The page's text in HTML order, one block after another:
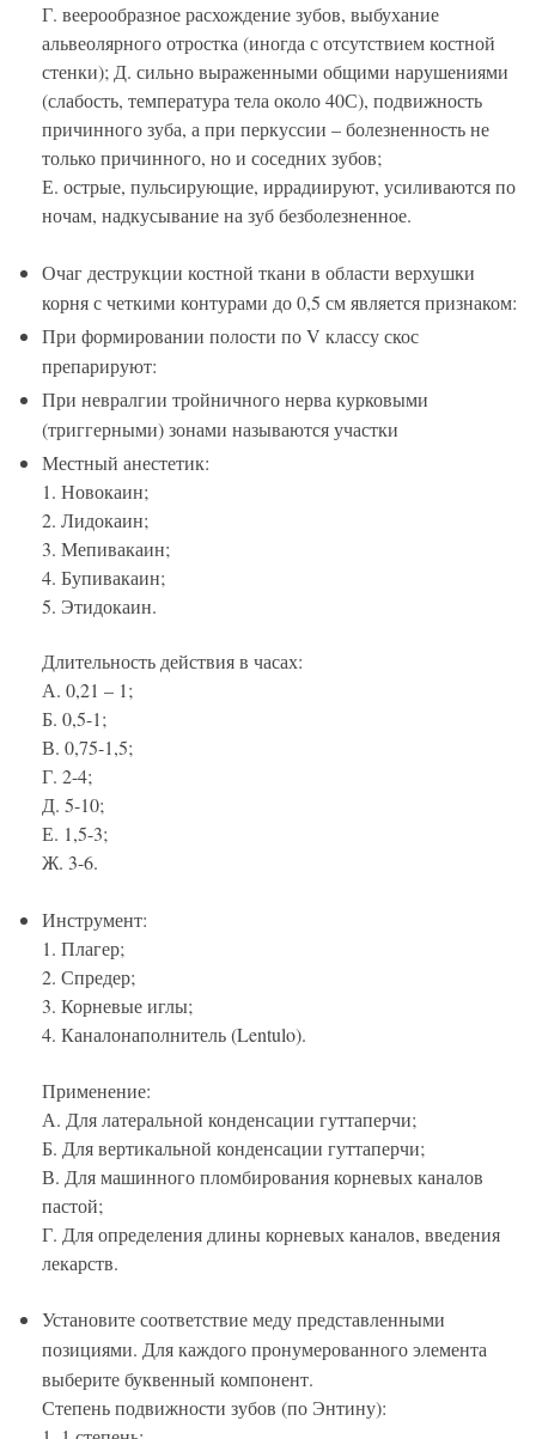
Г. веерообразное расхождение зубов, выбухание
альвеолярного отростка (иногда с отсутствием костной
стенки); Д. сильно выраженными общими нарушениями
(слабость, температура тела около 40С), подвижность
причинного зуба, а при перкуссии – болезненность не
только причинного, но и соседних зубов;
Е. острые, пульсирующие, иррадиируют, усиливаются по
ночам, надкусывание на зуб безболезненное.
Очаг деструкции костной ткани в области верхушки
корня с четкими контурами до 0,5 см является признаком:
При формировании полости по V классу скос
препарируют:
При невралгии тройничного нерва курковыми
(триггерными) зонами называются участки
Местный анестетик:
1. Новокаин;
2. Лидокаин;
3. Мепивакаин;
4. Бупивакаин;
5. Этидокаин.
Длительность действия в часах:
А. 0,21 – 1;
Б. 0,5-1;
В. 0,75-1,5;
Г. 2-4;
Д. 5-10;
Е. 1,5-3;
Ж. 3-6.
Инструмент:
1. Плагер;
2. Спредер;
3. Корневые иглы;
4. Каналонаполнитель (Lentulo).
Применение:
А. Для латеральной конденсации гуттаперчи;
Б. Для вертикальной конденсации гуттаперчи;
В. Для машинного пломбирования корневых каналов
пастой;
Г. Для определения длины корневых каналов, введения
лекарств.
Установите соответствие меду представленными
позициями. Для каждого пронумерованного элемента
выберите буквенный компонент.
Степень подвижности зубов (по Энтину):